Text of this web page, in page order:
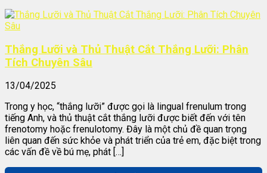
Thắng Lưỡi và Thủ Thuật Cắt Thắng Lưỡi: Phân
Tích Chuyên Sâu
13/04/2025
Trong y học, “thắng lưỡi” được gọi là lingual frenulum trong
tiếng Anh, và thủ thuật cắt thắng lưỡi được biết đến với tên
frenotomy hoặc frenulotomy. Đây là một chủ đề quan trọng
liên quan đến sức khỏe và phát triển của trẻ em, đặc biệt trong
các vấn đề về bú mẹ, phát […]